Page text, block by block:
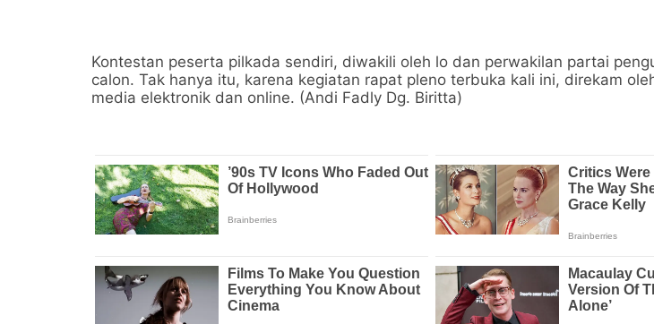
Kontestan peserta pilkada sendiri, diwakili oleh lo dan perwakilan partai
calon. Tak hanya itu, karena kegiatan rapat pleno terbuka kali ini, direkam
media elektronik dan online. (Andi Fadly Dg. Biritta)